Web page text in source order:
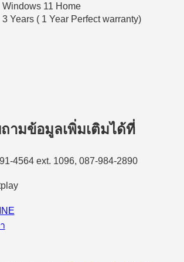
Windows 11 Home
3 Years ( 1 Year Perfect warranty)
ามข้อมูลเพิ่มเติมได้ที่
4564 ext. 1096, 087-984-2890